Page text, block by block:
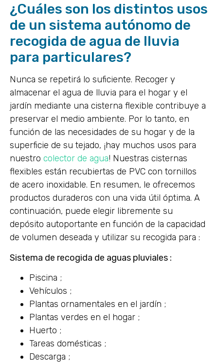
¿Cuáles son los distintos usos
de un sistema autónomo de
recogida de agua de lluvia
para particulares?
Nunca se repetirá lo suficiente. Recoger y
almacenar el agua de lluvia para el hogar y el
jardín mediante una cisterna flexible contribuye a
preservar el medio ambiente. Por lo tanto, en
función de las necesidades de su hogar y de la
superficie de su tejado, ¡hay muchos usos para
nuestro colector de agua! Nuestras cisternas
flexibles están recubiertas de PVC con tornillos
de acero inoxidable. En resumen, le ofrecemos
productos duraderos con una vida útil óptima. A
continuación, puede elegir libremente su
depósito autoportante en función de la capacidad
de volumen deseada y utilizar su recogida para :
Sistema de recogida de aguas pluviales :
Piscina ;
Vehículos ;
Plantas ornamentales en el jardín ;
Plantas verdes en el hogar ;
Huerto ;
Tareas domésticas ;
Descarga ;